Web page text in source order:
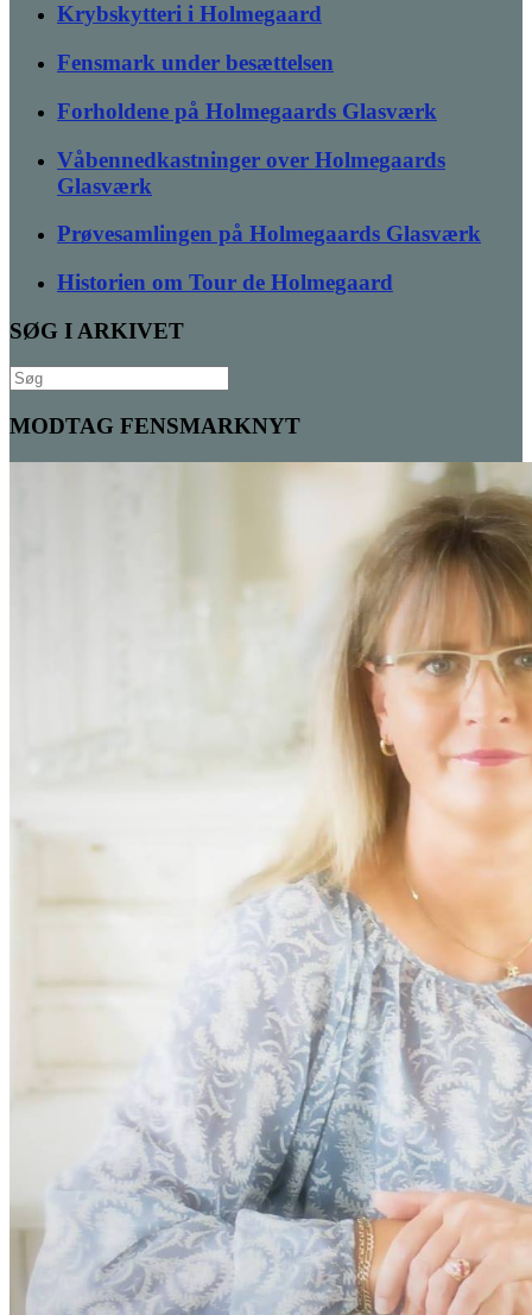
Krybskytteri i Holmegaard
Fensmark under besættelsen
Forholdene på Holmegaards Glasværk
Våbennedkastninger over Holmegaards
Glasværk
Prøvesamlingen på Holmegaards Glasværk
Historien om Tour de Holmegaard
SØG I ARKIVET
Søg
efter:
MODTAG FENSMARKNYT